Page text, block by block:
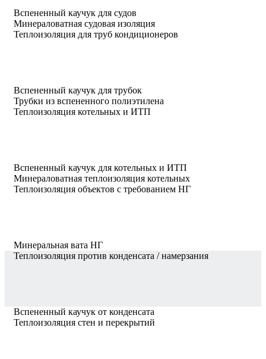
Вспененный каучук для судов
Минераловатная судовая изоляция
Теплоизоляция для труб кондиционеров
Вспененный каучук для трубок
Трубки из вспененного полиэтилена
Теплоизоляция котельных и ИТП
Вспененный каучук для котельных и ИТП
Минераловатная теплоизоляция котельных
Теплоизоляция объектов с требованием НГ
Минеральная вата НГ
Теплоизоляция против конденсата / намерзания
Вспененный каучук от конденсата
Теплоизоляция стен и перекрытий